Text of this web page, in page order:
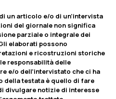
un articolo e/o di un’intervista
del giornale non significa
parziale o integrale dei
elaborati possono
e ricostruzioni storiche
responsabilità delle
e/o dell’intervistato che ci ha
della testata è quello di fare
divulgare notizie di interesse